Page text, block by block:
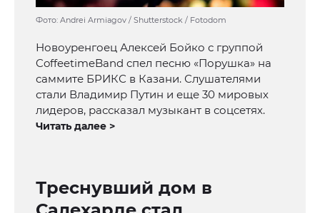
Фото: Andrei Armiagov / Shutterstock / Fotodom
Новоуренгоец Алексей Бойко с группой
CoffeetimeBand спел песню «Порушка» на
саммите БРИКС в Казани. Слушателями
стали Владимир Путин и еще 30 мировых
лидеров, рассказал музыкант в соцсетях.
Читать далее >
Треснувший дом в